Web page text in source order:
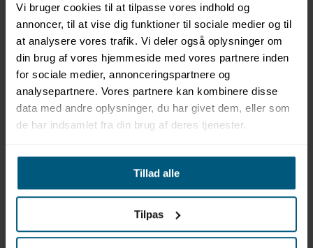
Vi bruger cookies til at tilpasse vores indhold og
annoncer, til at vise dig funktioner til sociale medier og til
at analysere vores trafik. Vi deler også oplysninger om
din brug af vores hjemmeside med vores partnere inden
for sociale medier, annonceringspartnere og
analysepartnere. Vores partnere kan kombinere disse
data med andre oplysninger, du har givet dem, eller som
de har indsamlet fra din brug af deres tjenester.
Tillad alle
Tilpas
Information Specifikationer
Kollektion: Starfish and Sharky "Racerback cut out"
Kategori: Kids Beco sealife®